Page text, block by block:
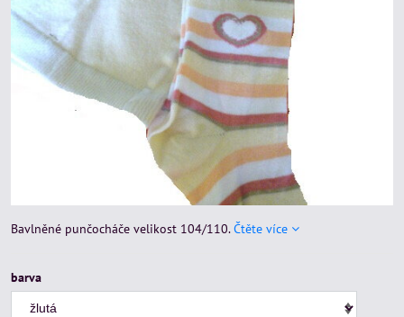
Bavlněné punčocháče velikost 104/110.Čtěte více
barva